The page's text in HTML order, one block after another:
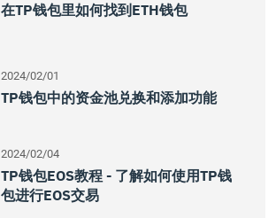
在TP钱包里如何找到ETH钱包
2024/02/01
TP钱包中的资金池兑换和添加功能
2024/02/04
TP钱包EOS教程 - 了解如何使用TP钱
包进行EOS交易